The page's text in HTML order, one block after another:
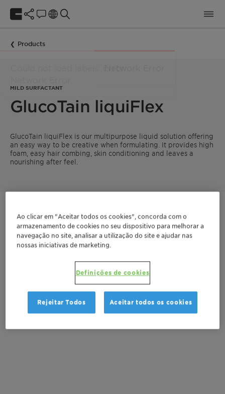
Products
MILD SURFACTANT
GlucoTain liquiFlex
GlucoTain liquiFlex is our multipurpose liquid solution offering
an easy way to be creative when formulating. It provides high
foam, easy hair combing, skin conditioning and leaves a
nourishing after feel.
Entre em contato
Solicitar amostra
Peça uma cotação
Documentation
Ao clicar em "Aceitar todos os cookies", concorda com o
armazenamento de cookies no seu dispositivo para melhorar a
navegação no site, analisar a utilização do site e ajudar nas
nossas iniciativas de marketing.
Definições de cookies
Rejeitar Todos Aceitar todos os cookies